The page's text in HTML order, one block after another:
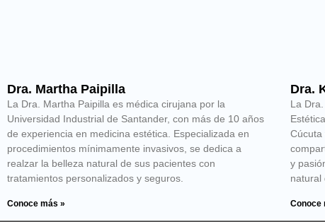
Dra. Martha Paipilla
​La Dra. Martha Paipilla es médica cirujana por la
Universidad Industrial de Santander, con más de 10 años
de experiencia en medicina estética. Especializada en
procedimientos mínimamente invasivos, se dedica a
realzar la belleza natural de sus pacientes con
tratamientos personalizados y seguros.​
Conoce más »
Dra.
La
Cúcuta
y
natural
Conoce